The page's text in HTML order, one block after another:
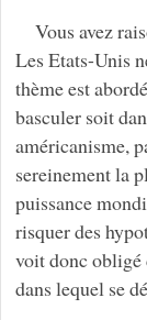
Vous avez
Les Etats-Unis
thème est
basculer soit
américanisme,
sereinement la
puissance
risquer des
voit donc obligé
dans lequel se